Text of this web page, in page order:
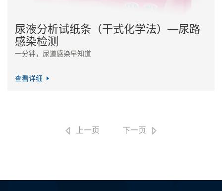
尿液分析试纸条（干式化学法）—尿路
感染检测
一分钟，尿道感染早知道
查看详细
上一页 下一页